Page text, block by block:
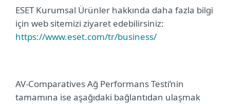
ESET Kurumsal Ürünler hakkında daha fazla bilgi
için web sitemizi ziyaret edebilirsiniz:
https://www.eset.com/tr/business/
AV-Comparatives Ağ Performans Testi’nin
tamamına ise aşağıdaki bağlantıdan ulaşmak